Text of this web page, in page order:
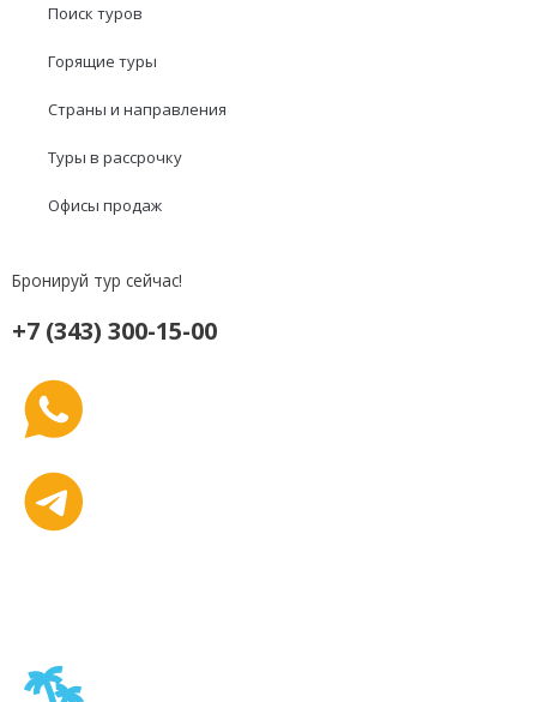
Поиск туров
Горящие туры
Страны и направления
Туры в рассрочку
Офисы продаж
Бронируй тур сейчас!
+7 (343) 300-15-00